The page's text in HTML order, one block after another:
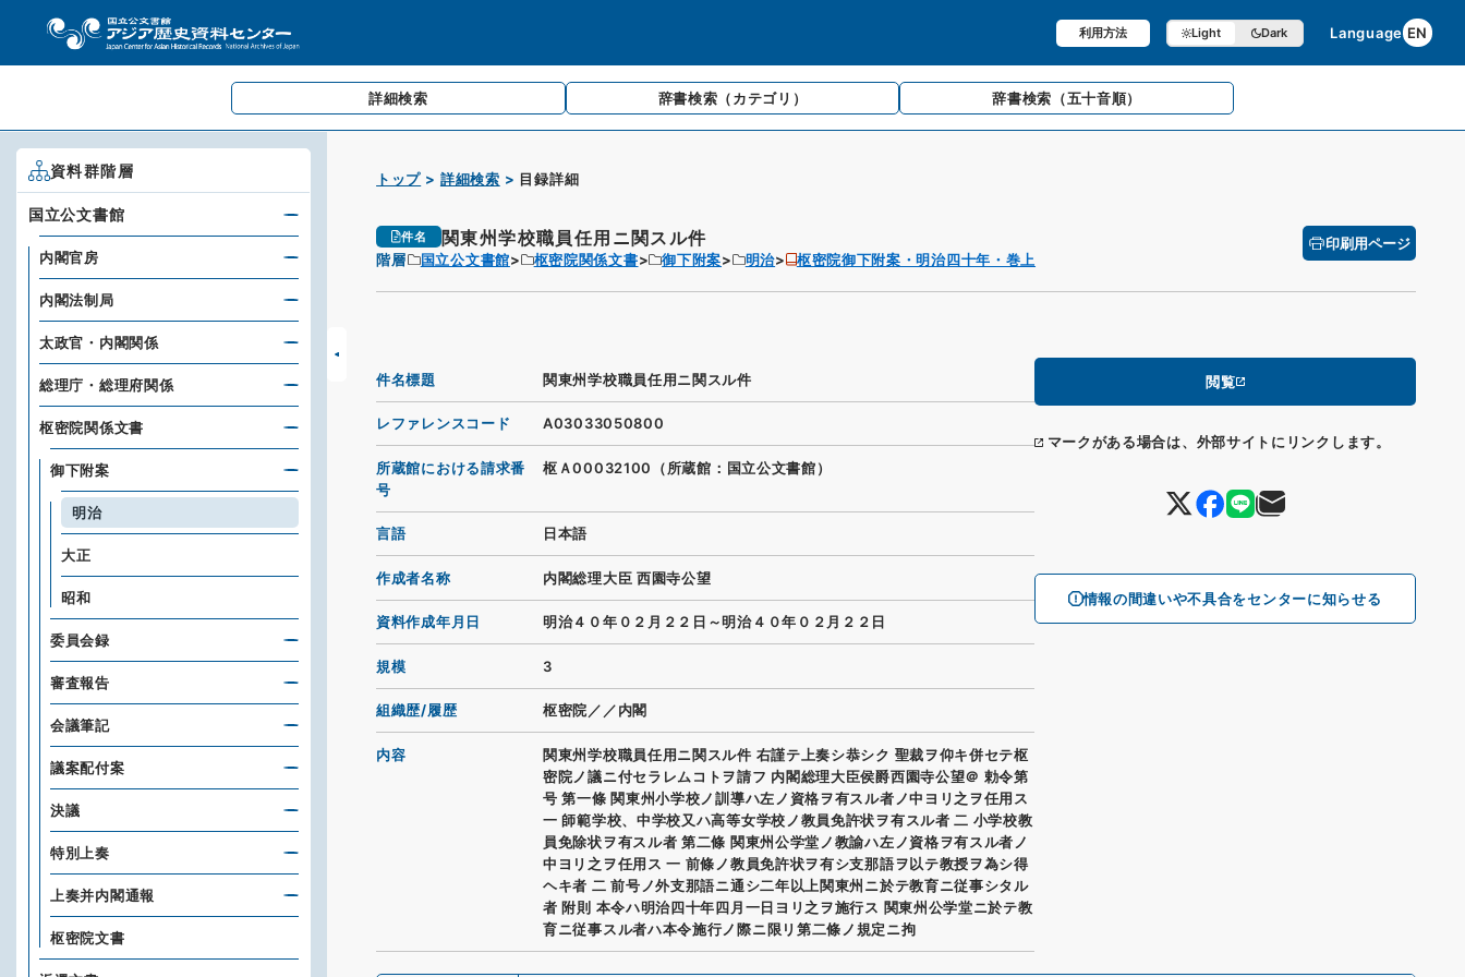
利用方法 Light Dark Language EN
詳細検索 辞書検索 （カテゴリ） 辞書検索 （五十音順）
トップ 詳細検索 目録詳細
件名 関東州学校職員任用ニ関スル件
階層 国立公文書館 枢密院関係文書 御下附案 明治 枢密院御下附案・明治四十年・巻上
印刷用ページ
閲覧
マークがある場合は、外部サイトにリンクします。
情報の間違いや不具合をセンターに知らせる
件名標題 関東州学校職員任用ニ関スル件
レファレンスコード A03033050800
所蔵館における請求番
号
枢Ａ00032100（所蔵館：国立公文書館）
言語 日本語
作成者名称 内閣総理大臣 西園寺公望
資料作成年月日 明治４０年０２月２２日～明治４０年０２月２２日
規模 3
組織歴/履歴 枢密院／／内閣
内容
関東州学校職員任用ニ関スル件 右謹テ上奏シ恭シク 聖裁ヲ仰キ併セテ枢
密院ノ議ニ付セラレムコトヲ請フ 内閣総理大臣侯爵西園寺公望＠ 勅令第
号 第一條 関東州小学校ノ訓導ハ左ノ資格ヲ有スル者ノ中ヨリ之ヲ任用ス
一 師範学校、中学校又ハ高等女学校ノ教員免許状ヲ有スル者 二 小学校教
員免除状ヲ有スル者 第二條 関東州公学堂ノ教諭ハ左ノ資格ヲ有スル者ノ
中ヨリ之ヲ任用ス 一 前條ノ教員免許状ヲ有シ支那語ヲ以テ教授ヲ為シ得
ヘキ者 二 前号ノ外支那語ニ通シ二年以上関東州ニ於テ教育ニ従事シタル
者 附則 本令ハ明治四十年四月一日ヨリ之ヲ施行ス 関東州公学堂ニ於テ教
育ニ従事スル者ハ本令施行ノ際ニ限リ第二條ノ規定ニ拘
資料群階層
国立公文書館
内閣官房
内閣法制局
太政官・内閣関係
総理庁・総理府関係
枢密院関係文書
御下附案
明治
大正
昭和
委員会録
審査報告
会議筆記
議案配付案
決議
特別上奏
上奏并内閣通報
枢密院文書